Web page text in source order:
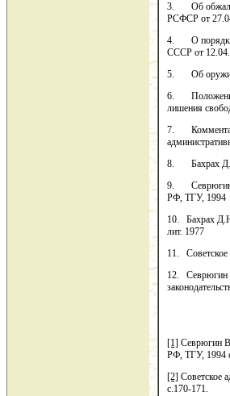
3. Об
РСФСР от
4. О порядке
СССР от
5. Об оружии:
6. Положение
лишения
7.
8. Бахрах
9. Севрюгин
РФ, ТГУ, 1994
10. Бахрах
лит. 1977
11. Советское
12. Севрюгин
[1] Севрюгин
РФ, ТГУ, 1994
[2] Советское
с.170-171.